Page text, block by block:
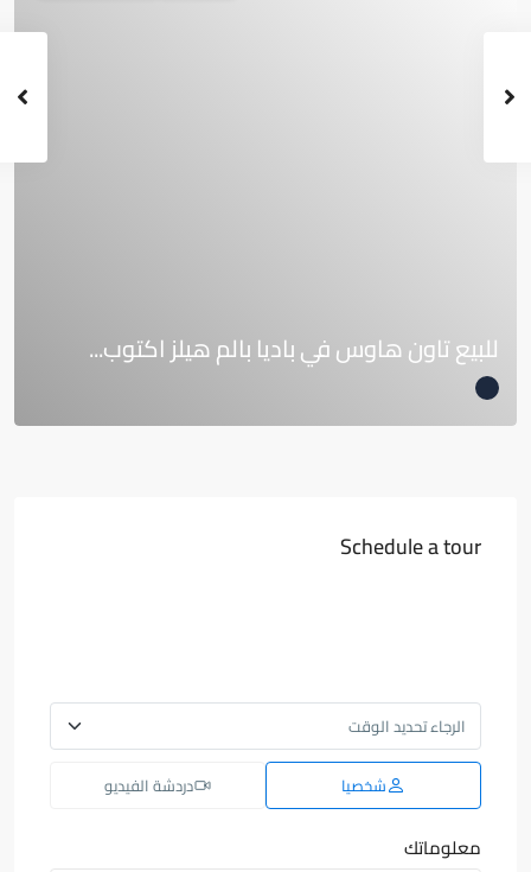
للبيع تاون هاوس في باديا بالم هيلز اكتوب...
Schedule a tour
شخصيا دردشة الفيديو
معلوماتك